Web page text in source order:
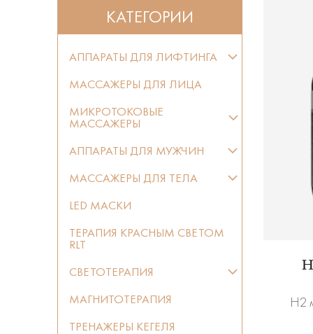
КАТЕГОРИИ
АППАРАТЫ ДЛЯ ЛИФТИНГА
МАССАЖЕРЫ ДЛЯ ЛИЦА
МИКРОТОКОВЫЕ
МАССАЖЕРЫ
АППАРАТЫ ДЛЯ МУЖЧИН
МАССАЖЕРЫ ДЛЯ ТЕЛА
LED МАСКИ
ТЕРАПИЯ КРАСНЫМ СВЕТОМ
RLT
СВЕТОТЕРАПИЯ
МАГНИТОТЕРАПИЯ
ТРЕНАЖЕРЫ КЕГЕЛЯ
H2